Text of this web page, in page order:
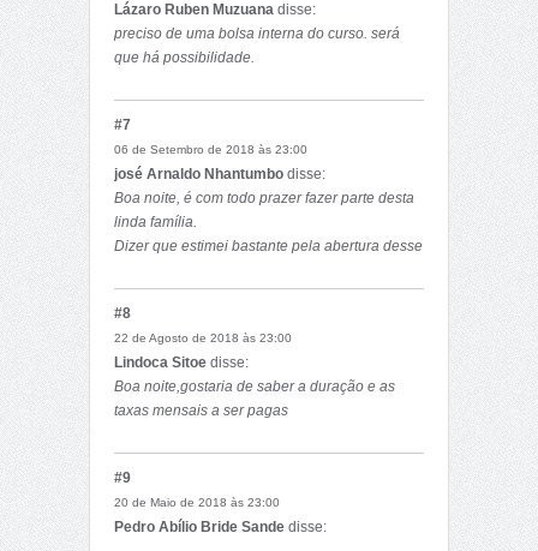
Lázaro Ruben Muzuana disse:
preciso de uma bolsa interna do curso. será
que há possibilidade.
#7
06 de Setembro de 2018 às 23:00
josé Arnaldo Nhantumbo disse:
Boa noite, é com todo prazer fazer parte desta
linda família.
Dizer que estimei bastante pela abertura desse
podem saber mais acerca da actualidade
académica.
#8
22 de Agosto de 2018 às 23:00
Lindoca Sitoe disse:
Boa noite,gostaria de saber a duração e as
taxas mensais a ser pagas
#9
20 de Maio de 2018 às 23:00
Pedro Abílio Bride Sande disse: